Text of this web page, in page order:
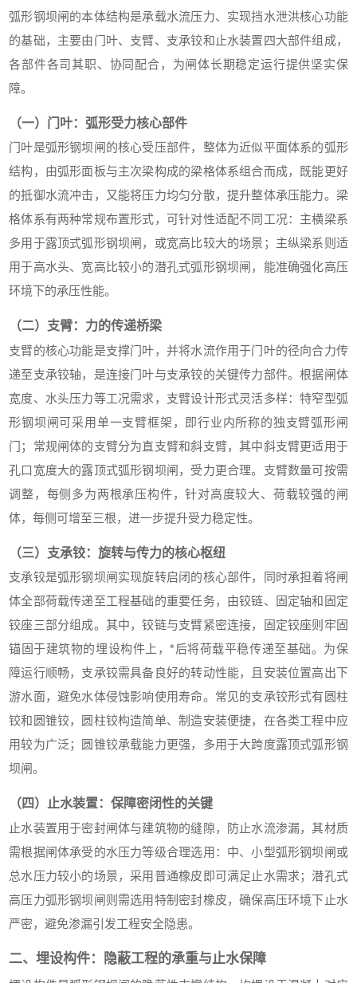
弧形钢坝闸的本体结构是承载水流压力、实现挡水泄洪核心功能
的基础，主要由门叶、支臂、支承铰和止水装置四大部件组成，
各部件各司其职、协同配合，为闸体长期稳定运行提供坚实保
障。
（一）门叶：弧形受力核心部件
门叶是弧形钢坝闸的核心受压部件，整体为近似平面体系的弧形
结构，由弧形面板与主次梁构成的梁格体系组合而成，既能更好
的抵御水流冲击，又能将压力均匀分散，提升整体承压能力。梁
格体系有两种常规布置形式，可针对性适配不同工况：主横梁系
多用于露顶式弧形钢坝闸，或宽高比较大的场景；主纵梁系则适
用于高水头、宽高比较小的潜孔式弧形钢坝闸，能准确强化高压
环境下的承压性能。
（二）支臂：力的传递桥梁
支臂的核心功能是支撑门叶，并将水流作用于门叶的径向合力传
递至支承铰轴，是连接门叶与支承铰的关键传力部件。根据闸体
宽度、水头压力等工况需求，支臂设计形式灵活多样：特窄型弧
形钢坝闸可采用单一支臂框架，即行业内所称的独支臂弧形闸
门；常规闸体的支臂分为直支臂和斜支臂，其中斜支臂更适用于
孔口宽度大的露顶式弧形钢坝闸，受力更合理。支臂数量可按需
调整，每侧多为两根承压构件，针对高度较大、荷载较强的闸
体，每侧可增至三根，进一步提升受力稳定性。
（三）支承铰：旋转与传力的核心枢纽
支承铰是弧形钢坝闸实现旋转启闭的核心部件，同时承担着将闸
体全部荷载传递至工程基础的重要任务，由铰链、固定轴和固定
铰座三部分组成。其中，铰链与支臂紧密连接，固定铰座则牢固
锚固于建筑物的埋设构件上，*后将荷载平稳传递至基础。为保
障运行顺畅，支承铰需具备良好的转动性能，且安装位置高出下
游水面，避免水体侵蚀影响使用寿命。常见的支承铰形式有圆柱
铰和圆锥铰，圆柱铰构造简单、制造安装便捷，在各类工程中应
用较为广泛；圆锥铰承载能力更强，多用于大跨度露顶式弧形钢
坝闸。
（四）止水装置：保障密闭性的关键
止水装置用于密封闸体与建筑物的缝隙，防止水流渗漏，其材质
需根据闸体承受的水压力等级合理选用：中、小型弧形钢坝闸或
总水压力较小的场景，采用普通橡皮即可满足止水需求；潜孔式
高压力弧形钢坝闸则需选用特制密封橡皮，确保高压环境下止水
严密，避免渗漏引发工程安全隐患。
二、埋设构件：隐蔽工程的承重与止水保障